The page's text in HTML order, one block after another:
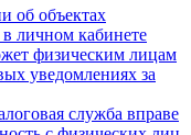
об объектах
личном кабинете
физическим лицам
уведомлениях за
служба вправе